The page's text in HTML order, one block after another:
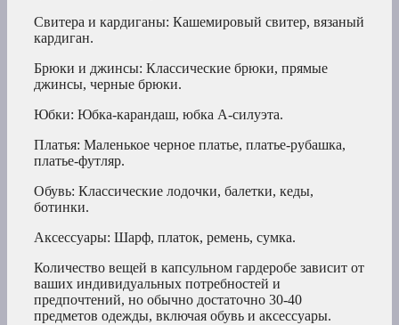
Свитера и кардиганы: Кашемировый свитер, вязаный
кардиган.
Брюки и джинсы: Классические брюки, прямые
джинсы, черные брюки.
Юбки: Юбка-карандаш, юбка А-силуэта.
Платья: Маленькое черное платье, платье-рубашка,
платье-футляр.
Обувь: Классические лодочки, балетки, кеды,
ботинки.
Аксессуары: Шарф, платок, ремень, сумка.
Количество вещей в капсульном гардеробе зависит от
ваших индивидуальных потребностей и
предпочтений, но обычно достаточно 30-40
предметов одежды, включая обувь и аксессуары.